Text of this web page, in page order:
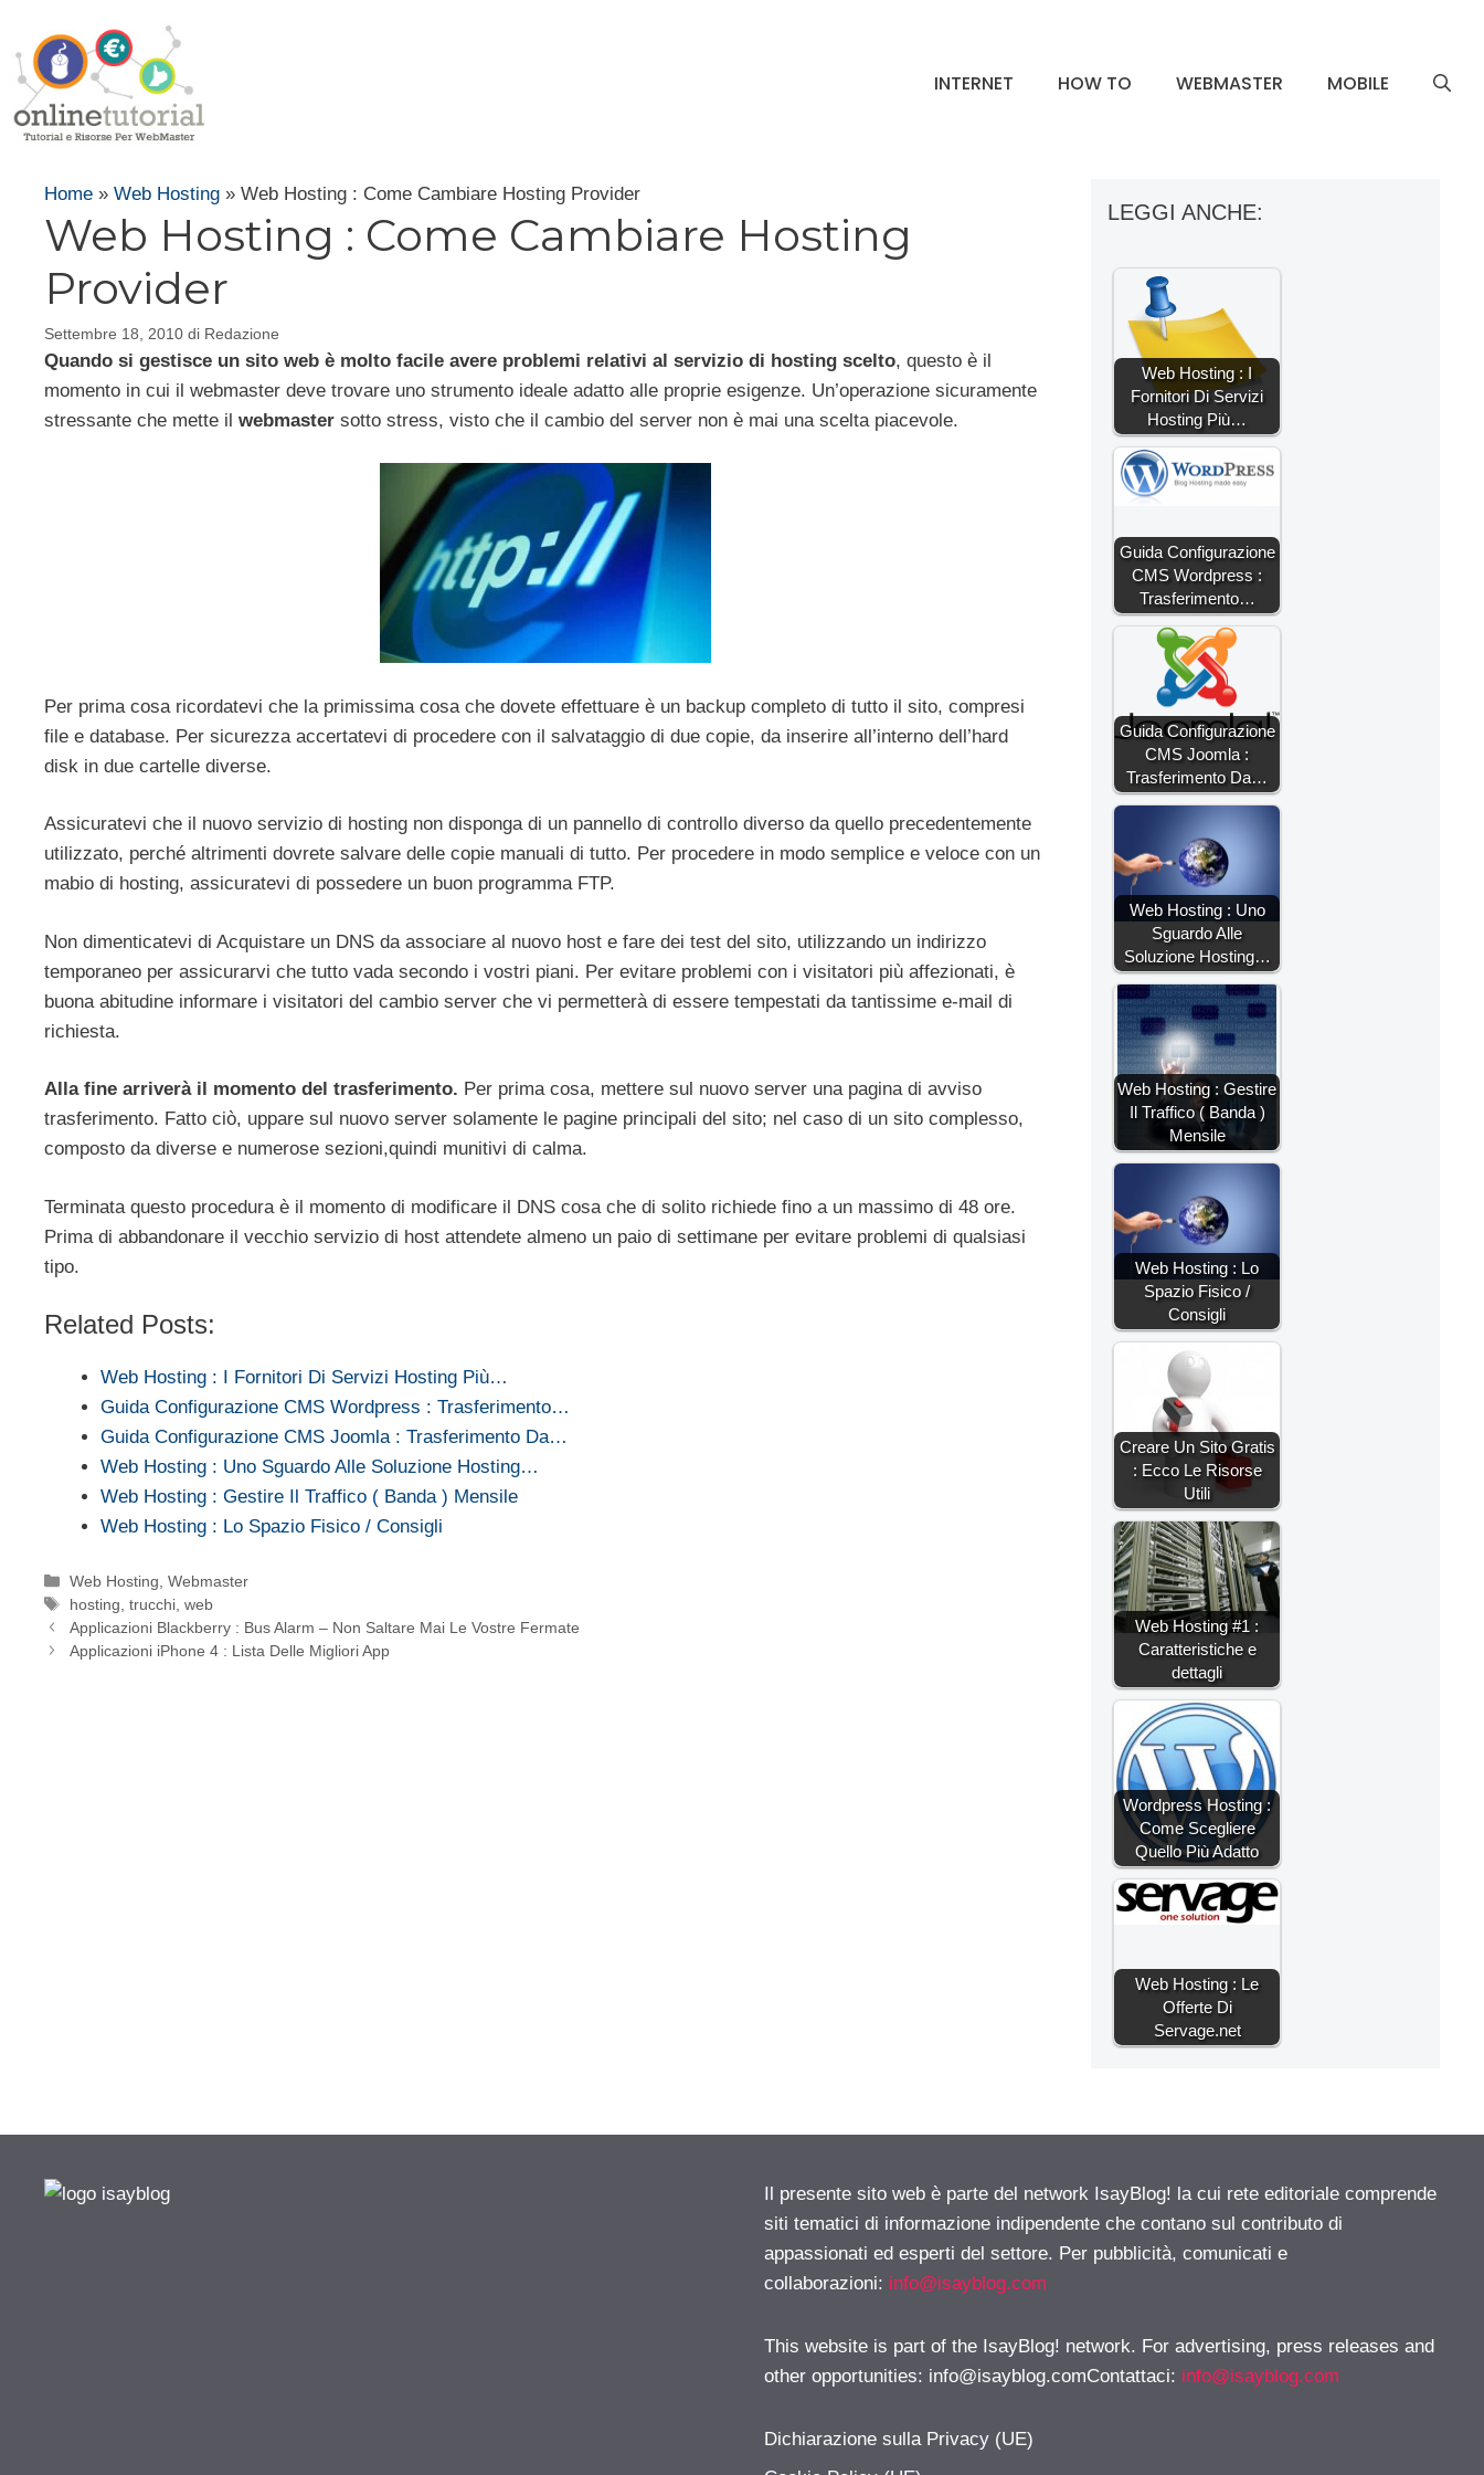
contenuto
INTERNET HOW TO WEBMASTER MOBILE
Home » Web Hosting » Web Hosting : Come Cambiare Hosting Provider
Web Hosting : Come Cambiare Hosting
Provider
Settembre 18, 2010 di Redazione
Quando si gestisce un sito web è molto facile avere problemi relativi al servizio di hosting scelto, questo è il
momento in cui il webmaster deve trovare uno strumento ideale adatto alle proprie esigenze. Un’operazione sicuramente
stressante che mette il webmaster sotto stress, visto che il cambio del server non è mai una scelta piacevole.
Per prima cosa ricordatevi che la primissima cosa che dovete effettuare è un backup completo di tutto il sito, compresi
file e database. Per sicurezza accertatevi di procedere con il salvataggio di due copie, da inserire all’interno dell’hard
disk in due cartelle diverse.
Assicuratevi che il nuovo servizio di hosting non disponga di un pannello di controllo diverso da quello precedentemente
utilizzato, perché altrimenti dovrete salvare delle copie manuali di tutto. Per procedere in modo semplice e veloce con un
mabio di hosting, assicuratevi di possedere un buon programma FTP.
Non dimenticatevi di Acquistare un DNS da associare al nuovo host e fare dei test del sito, utilizzando un indirizzo
temporaneo per assicurarvi che tutto vada secondo i vostri piani. Per evitare problemi con i visitatori più affezionati, è
buona abitudine informare i visitatori del cambio server che vi permetterà di essere tempestati da tantissime e-mail di
richiesta.
Alla fine arriverà il momento del trasferimento. Per prima cosa, mettere sul nuovo server una pagina di avviso
trasferimento. Fatto ciò, uppare sul nuovo server solamente le pagine principali del sito; nel caso di un sito complesso,
composto da diverse e numerose sezioni,quindi munitivi di calma.
Terminata questo procedura è il momento di modificare il DNS cosa che di solito richiede fino a un massimo di 48 ore.
Prima di abbandonare il vecchio servizio di host attendete almeno un paio di settimane per evitare problemi di qualsiasi
tipo.
Related Posts:
Web Hosting : I Fornitori Di Servizi Hosting Più…
Guida Configurazione CMS Wordpress : Trasferimento…
Guida Configurazione CMS Joomla : Trasferimento Da…
Web Hosting : Uno Sguardo Alle Soluzione Hosting…
Web Hosting : Gestire Il Traffico ( Banda ) Mensile
Web Hosting : Lo Spazio Fisico / Consigli
Categorie
Web Hosting ,Webmaster
Tag
hosting ,trucchi ,web
Applicazioni Blackberry : Bus Alarm – Non Saltare Mai Le Vostre Fermate
Applicazioni iPhone 4 : Lista Delle Migliori App
LEGGI ANCHE:
Web Hosting : I
Fornitori Di Servizi
Hosting Più…
Guida Configurazione
CMS Wordpress :
Trasferimento…
Guida Configurazione
CMS Joomla :
Trasferimento Da…
Web Hosting : Uno
Sguardo Alle
Soluzione Hosting…
Web Hosting : Gestire
Il Traffico ( Banda )
Mensile
Web Hosting : Lo
Spazio Fisico /
Consigli
Creare Un Sito Gratis
: Ecco Le Risorse
Utili
Web Hosting #1 :
Caratteristiche e
dettagli
Wordpress Hosting :
Come Scegliere
Quello Più Adatto
Web Hosting : Le
Offerte Di
Servage.net
Il presente sito web è parte del network IsayBlog! la cui rete editoriale comprende
siti tematici di informazione indipendente che contano sul contributo di
appassionati ed esperti del settore. Per pubblicità, comunicati e
collaborazioni: info@isayblog.com
This website is part of the IsayBlog! network. For advertising, press releases and
other opportunities: info@isayblog.comContattaci: info@isayblog.com
Dichiarazione sulla Privacy (UE)